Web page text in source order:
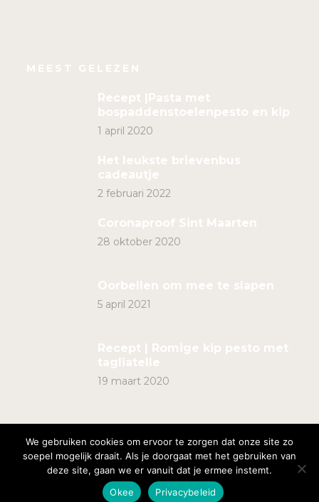
MEEST GELEZEN
Recept |Pasta met
bospaddenstoelenpesto en kip
1 april 2020
Het leukste brievenbus
cadeautje
2 februari 2022
Coronaproof Sint Maarten
28 oktober 2020
Oorbellen om mee te slapen
5 april 2021
Recept | Romige kip pesto met
tagliatelle
19 maart 2020
Copyright ©2019-2025 | Daantjeslife | All rights
reserved by Daniella Fotiadis | Privacy policy
We gebruiken cookies om ervoor te zorgen dat onze site zo
soepel mogelijk draait. Als je doorgaat met het gebruiken van
deze site, gaan we er vanuit dat je ermee instemt.
Okee
Privacybeleid